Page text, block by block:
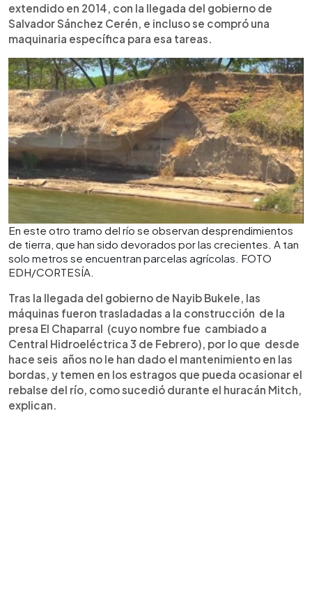
extendido en 2014, con la llegada del gobierno de
Salvador Sánchez Cerén, e incluso se compró una
maquinaria específica para esa tareas.
En este otro tramo del río se observan desprendimientos
de tierra, que han sido devorados por las crecientes. A tan
solo metros se encuentran parcelas agrícolas. FOTO
EDH/CORTESÍA.
Tras la llegada del gobierno de Nayib Bukele, las
máquinas fueron trasladadas a la construcción de la
presa El Chaparral (cuyo nombre fue cambiado a
Central Hidroeléctrica 3 de Febrero), por lo que desde
hace seis años no le han dado el mantenimiento en las
bordas, y temen en los estragos que pueda ocasionar el
rebalse del río, como sucedió durante el huracán Mitch,
explican.